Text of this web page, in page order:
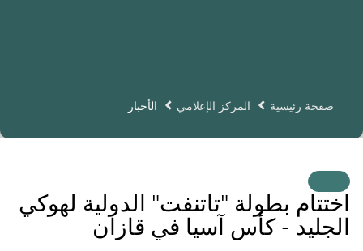
صفحة رئيسية المركز الإعلامي الأخبار
اختتام بطولة "تاتنفت" الدولية لهوكي
الجليد - كأس آسيا في قازان